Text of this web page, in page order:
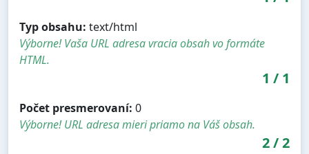
Typ obsahu: text/html
Výborne! Vaša URL adresa vracia obsah vo formáte
HTML.
1 / 1
Počet presmerovaní: 0
Výborne! URL adresa mieri priamo na Váš obsah.
2/2